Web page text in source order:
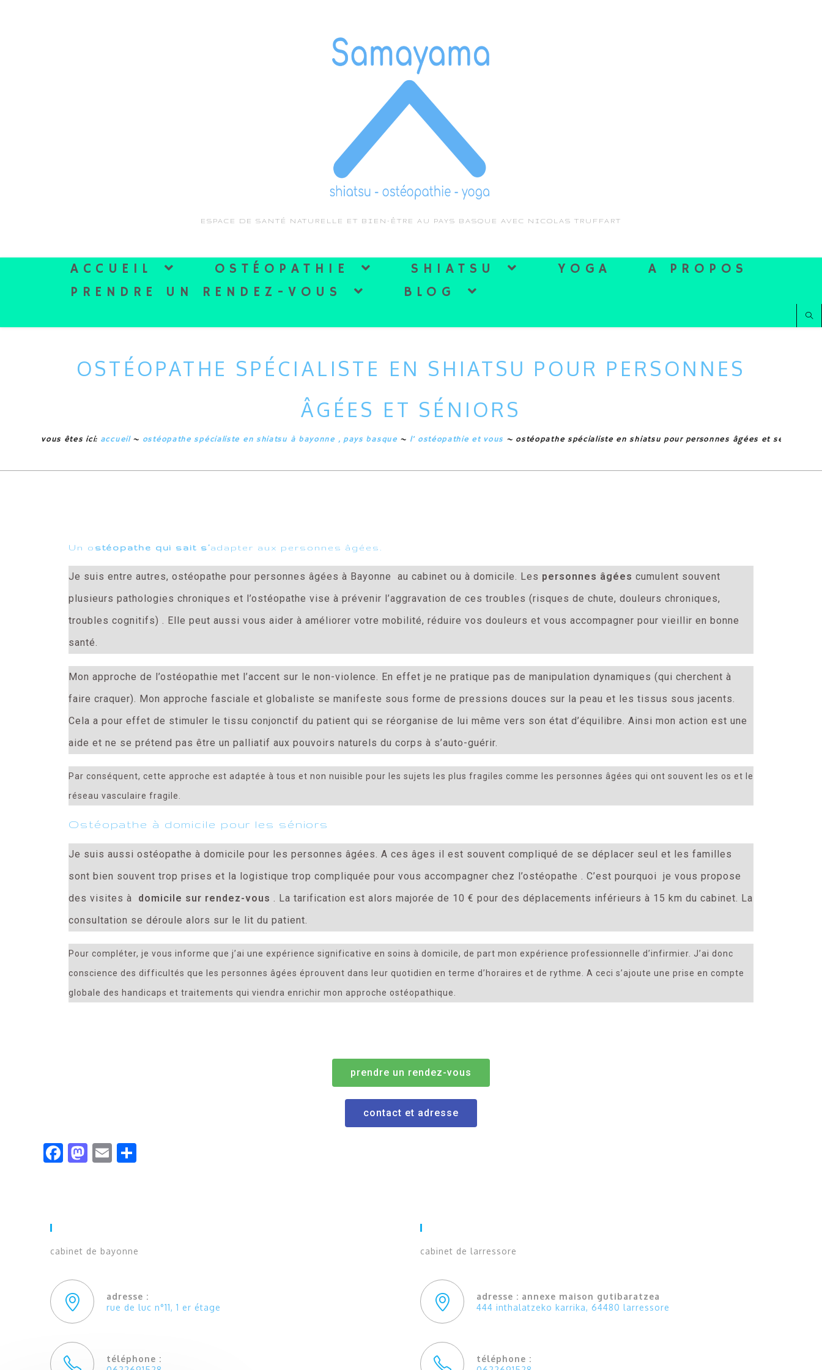
ESPACE DE SANTÉ NATURELLE ET BIEN-ÊTRE AU PAYS BASQUE AVEC NICOLAS TRUFFART
ACCUEIL OSTÉOPATHIE SHIATSU YOGA
A PROPOS
PRENDRE UN RENDEZ-VOUS
BLOG
OSTÉOPATHE SPÉCIALISTE EN SHIATSU POUR PERSONNES
ÂGÉES ET SÉNIORS
vous êtes ici: accueil~ ostéopathe spécialiste en shiatsu à bayonne , pays basque ~ l’ ostéopathie et vous ~ ostéopathe spécialiste en shiatsu pour personnes âgées et séniors
Un o stéopathe qui sait s’adapter aux personnes âgées.
Je suis entre autres, ostéopathe pour personnes âgées à Bayonne au cabinet ou à domicile. Les personnes âgées cumulent souvent
plusieurs pathologies chroniques et l’ostéopathe vise à prévenir l’aggravation de ces troubles (risques de chute, douleurs chroniques,
troubles cognitifs) . Elle peut aussi vous aider à améliorer votre mobilité, réduire vos douleurs et vous accompagner pour vieillir en bonne
santé.
Mon approche de l’ostéopathie met l’accent sur le non-violence. En effet je ne pratique pas de manipulation dynamiques (qui cherchent à
faire craquer). Mon approche fasciale et globaliste se manifeste sous forme de pressions douces sur la peau et les tissus sous jacents.
Cela a pour effet de stimuler le tissu conjonctif du patient qui se réorganise de lui même vers son état d’équilibre. Ainsi mon action est une
aide et ne se prétend pas être un palliatif aux pouvoirs naturels du corps à s’auto-guérir.
Par conséquent, cette approche est adaptée à tous et non nuisible pour les sujets les plus fragiles comme les personnes âgées qui ont souvent les os et le
réseau vasculaire fragile.
Ostéopathe à domicile pour les séniors
Je suis aussi ostéopathe à domicile pour les personnes âgées. A ces âges il est souvent compliqué de se déplacer seul et les familles
sont bien souvent trop prises et la logistique trop compliquée pour vous accompagner chez l’ostéopathe . C’est pourquoi je vous propose
des visites à domicile sur rendez-vous . La tarification est alors majorée de 10 € pour des déplacements inférieurs à 15 km du cabinet. La
consultation se déroule alors sur le lit du patient.
Pour compléter, je vous informe que j’ai une expérience significative en soins à domicile, de part mon expérience professionnelle d’infirmier. J’ai donc
conscience des difficultés que les personnes âgées éprouvent dans leur quotidien en terme d’horaires et de rythme. A ceci s’ajoute une prise en compte
globale des handicaps et traitements qui viendra enrichir mon approche ostéopathique.
prendre un rendez-vous
contact et adresse
fa
o
m
o
e
cabinet de bayonne
adresse :
rue de luc n°11, 1 er étage
téléphone :
cabinet de larressore
adresse : annexe maison gutibaratzea
444 inthalatzeko karrika, 64480 larressore
téléphone :